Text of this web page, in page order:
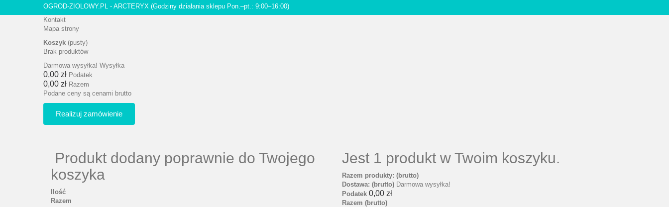
OGROD-ZIOLOWY.PL - ARCTERYX (Godziny działania sklepu Pon.–pt.: 9:00–16:00)
Kontakt
Mapa strony
Koszyk (pusty)
Brak produktów
Darmowa wysyłka! Wysyłka
0,00 zł Podatek
0,00 zł Razem
Podane ceny są cenami brutto
Realizuj zamówienie
Produkt dodany poprawnie do Twojego
koszyka
Ilość
Razem
Jest 1 produkt w Twoim koszyku.
Razem produkty: (brutto)
Dostawa: (brutto) Darmowa wysyłka!
Podatek 0,00 zł
Razem (brutto)